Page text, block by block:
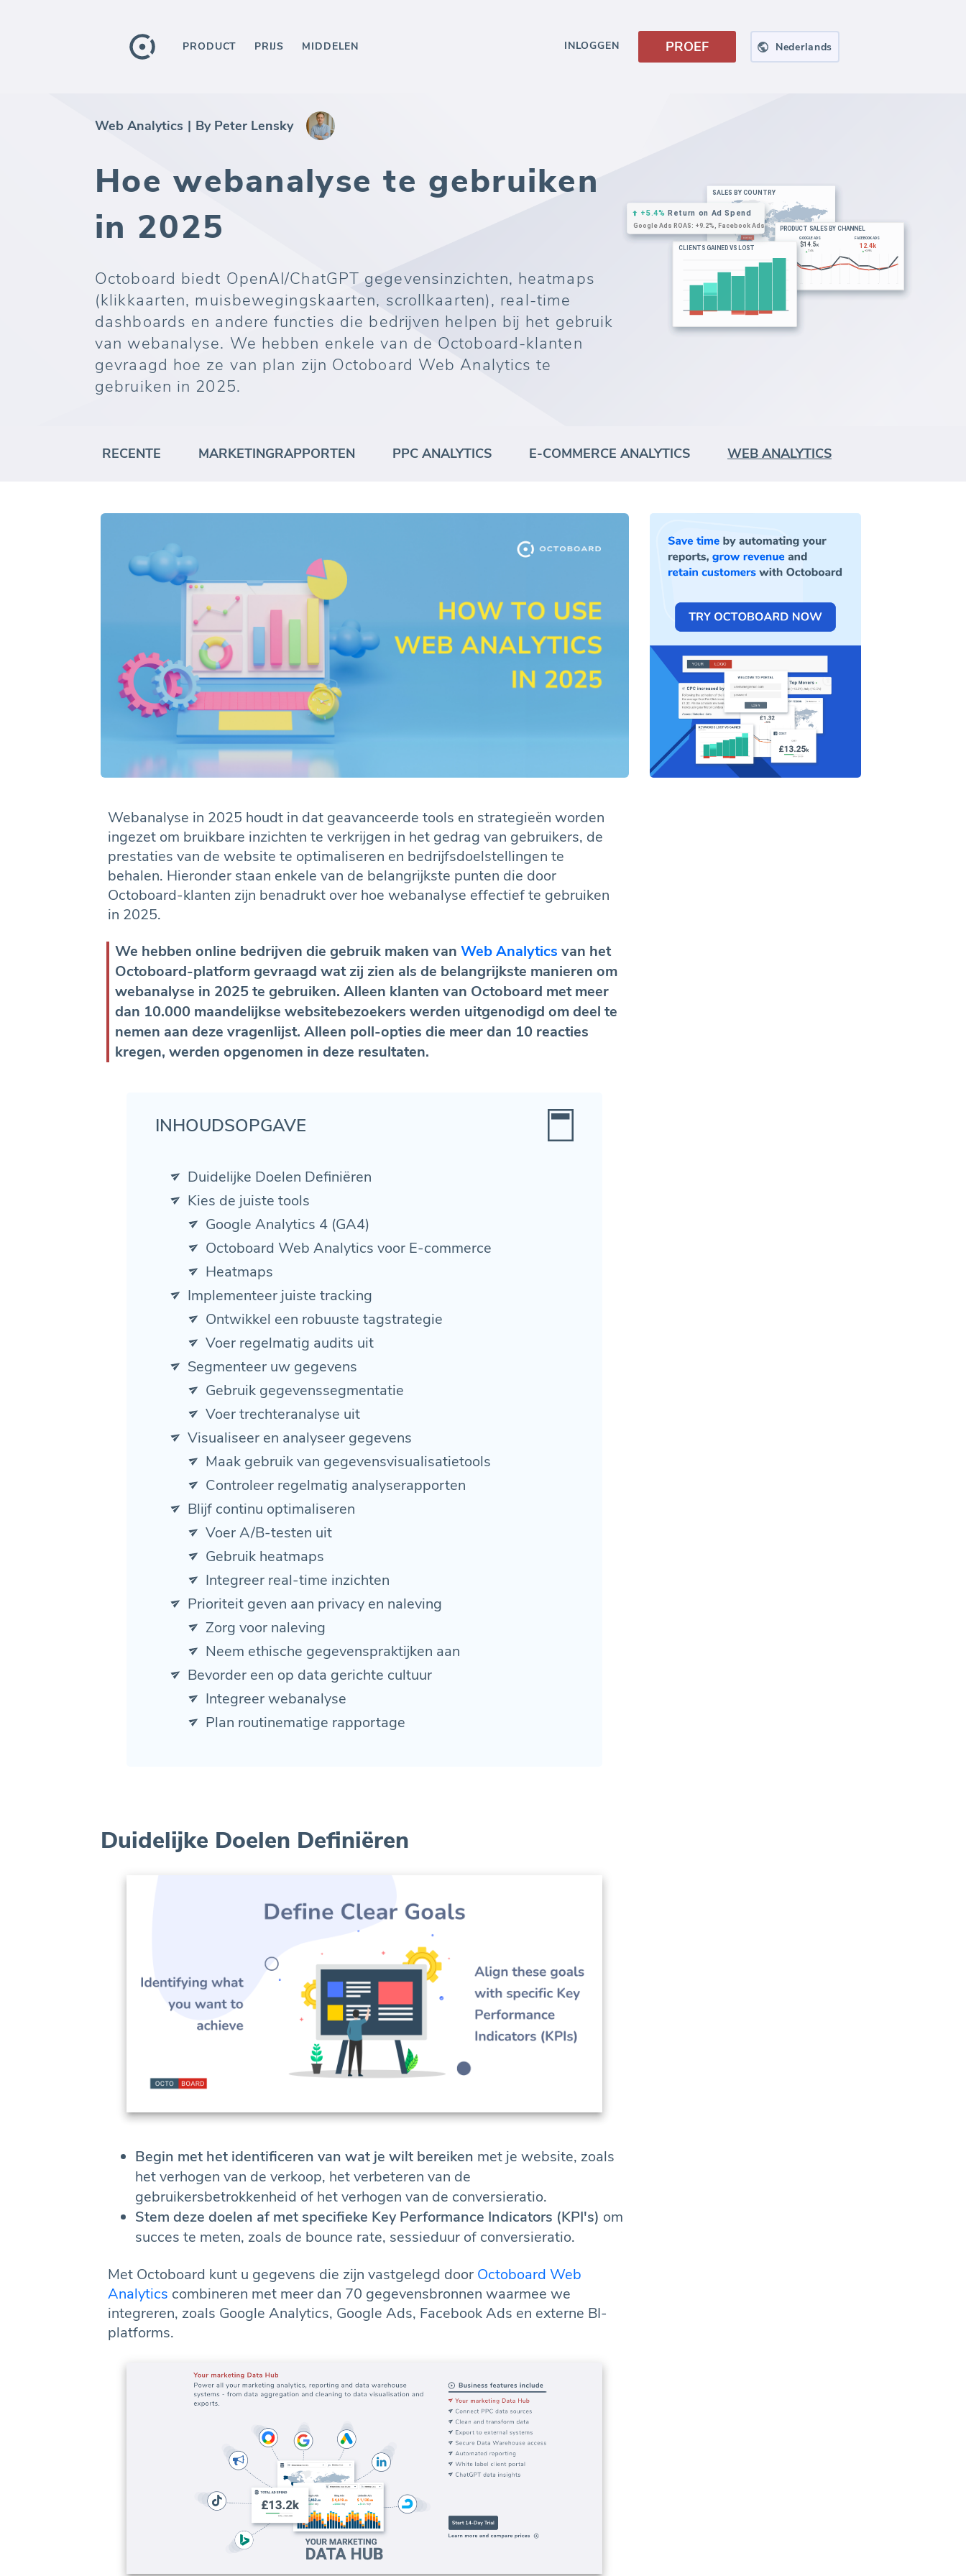
PRODUCT PRIJS MIDDELEN INLOGGEN PROEF Nederlands
Web Analytics | By Peter Lensky
Hoe webanalyse te gebruiken
in 2025
Octoboard biedt OpenAI/ChatGPT gegevensinzichten, heatmaps
(klikkaarten, muisbewegingskaarten, scrollkaarten), real-time
dashboards en andere functies die bedrijven helpen bij het gebruik
van webanalyse. We hebben enkele van de Octoboard-klanten
gevraagd hoe ze van plan zijn Octoboard Web Analytics te
gebruiken in 2025.
RECENTE MARKETINGRAPPORTEN PPC ANALYTICS E-COMMERCE ANALYTICS WEB ANALYTICS
Webanalyse in 2025 houdt in dat geavanceerde tools en strategieën worden
ingezet om bruikbare inzichten te verkrijgen in het gedrag van gebruikers, de
prestaties van de website te optimaliseren en bedrijfsdoelstellingen te
behalen. Hieronder staan enkele van de belangrijkste punten die door
Octoboard-klanten zijn benadrukt over hoe webanalyse effectief te gebruiken
in 2025.
We hebben online bedrijven die gebruik maken van Web Analytics van het
Octoboard-platform gevraagd wat zij zien als de belangrijkste manieren om
webanalyse in 2025 te gebruiken. Alleen klanten van Octoboard met meer
dan 10.000 maandelijkse websitebezoekers werden uitgenodigd om deel te
nemen aan deze vragenlijst. Alleen poll-opties die meer dan 10 reacties
kregen, werden opgenomen in deze resultaten.
INHOUDSOPGAVE
Duidelijke Doelen Definiëren
Kies de juiste tools
Google Analytics 4 (GA4)
Octoboard Web Analytics voor E-commerce
Heatmaps
Implementeer juiste tracking
Ontwikkel een robuuste tagstrategie
Voer regelmatig audits uit
Segmenteer uw gegevens
Gebruik gegevenssegmentatie
Voer trechteranalyse uit
Visualiseer en analyseer gegevens
Maak gebruik van gegevensvisualisatietools
Controleer regelmatig analyserapporten
Blijf continu optimaliseren
Voer A/B-testen uit
Gebruik heatmaps
Integreer real-time inzichten
Prioriteit geven aan privacy en naleving
Zorg voor naleving
Neem ethische gegevenspraktijken aan
Bevorder een op data gerichte cultuur
Integreer webanalyse
Plan routinematige rapportage
Duidelijke Doelen Definiëren
Begin met het identificeren van wat je wilt bereiken met je website, zoals
het verhogen van de verkoop, het verbeteren van de
gebruikersbetrokkenheid of het verhogen van de conversieratio.
Stem deze doelen af met specifieke Key Performance Indicators (KPI's) om
succes te meten, zoals de bounce rate, sessieduur of conversieratio.
Met Octoboard kunt u gegevens die zijn vastgelegd door Octoboard Web
Analytics combineren met meer dan 70 gegevensbronnen waarmee we
integreren, zoals Google Analytics, Google Ads, Facebook Ads en externe BI-
platforms.